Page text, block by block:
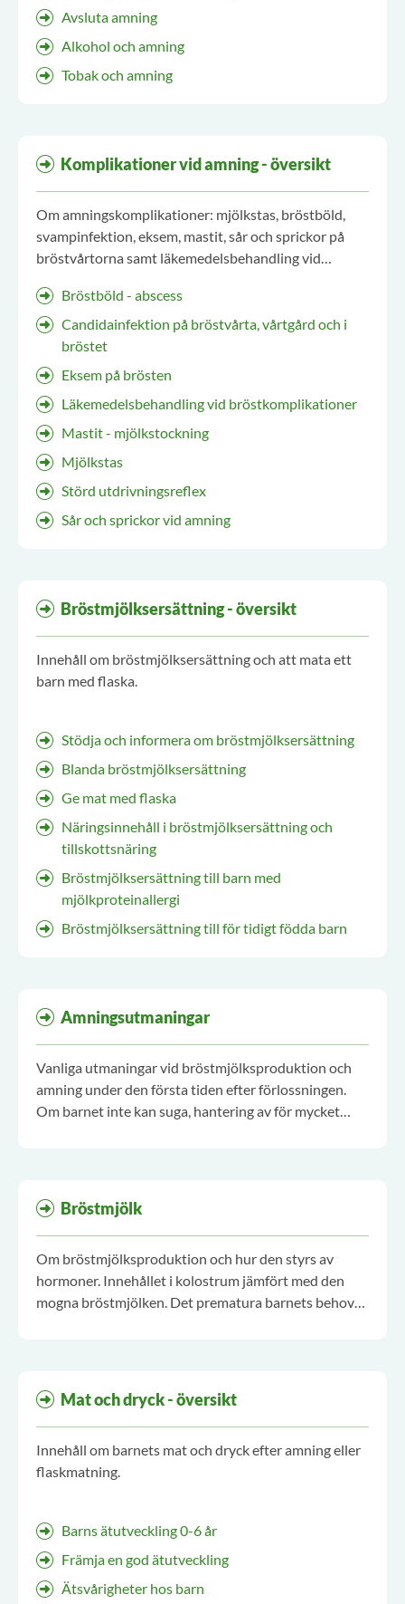
Avsluta amning
Alkohol och amning
Tobak och amning
Komplikationer vid amning - översikt
Om amningskomplikationer: mjölkstas, bröstböld,
svampinfektion, eksem, mastit, sår och sprickor på
bröstvårtorna samt läkemedelsbehandling vid
Bröstböld - abscess
Candidainfektion på bröstvårta, vårtgård och i
bröstet
Eksem på brösten
Läkemedelsbehandling vid bröstkomplikationer
Mastit - mjölkstockning
Mjölkstas
Störd utdrivningsreflex
Sår och sprickor vid amning
Bröstmjölksersättning - översikt
Innehåll om bröstmjölksersättning och att mata ett
barn med flaska.
Stödja och informera om bröstmjölksersättning
Blanda bröstmjölksersättning
Ge mat med flaska
Näringsinnehåll i bröstmjölksersättning och
tillskottsnäring
Bröstmjölksersättning till barn med
mjölkproteinallergi
Bröstmjölksersättning till för tidigt födda barn
Amningsutmaningar
Vanliga utmaningar vid bröstmjölksproduktion och
amning under den första tiden efter förlossningen.
Om barnet inte kan suga, hantering av för mycket
samt vad sugblåsor är och hur de kan behandlas.
Bröstmjölk
Om bröstmjölksproduktion och hur den styrs av
hormoner. Innehållet i kolostrum jämfört med den
mogna bröstmjölken. Det prematura barnets behov
Mat och dryck - översikt
Innehåll om barnets mat och dryck efter amning eller
flaskmatning.
Barns ätutveckling 0-6 år
Främja en god ätutveckling
Ätsvårigheter hos barn